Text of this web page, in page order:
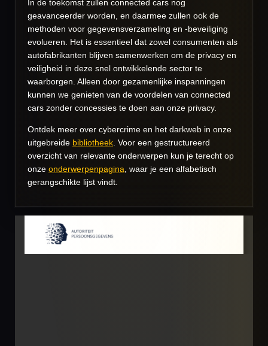
In de toekomst zullen connected cars nog
geavanceerder worden, en daarmee zullen ook de
methoden voor gegevensverzameling en -beveiliging
evolueren. Het is essentieel dat zowel consumenten als
autofabrikanten blijven samenwerken om de privacy en
veiligheid in deze snel ontwikkelende sector te
waarborgen. Alleen door gezamenlijke inspanningen
kunnen we genieten van de voordelen van connected
cars zonder concessies te doen aan onze privacy.
Ontdek meer over cybercrime en het darkweb in onze
uitgebreide bibliotheek. Voor een gestructureerd
overzicht van relevante onderwerpen kun je terecht op
onze onderwerpenpagina, waar je een alfabetisch
gerangschikte lijst vindt.